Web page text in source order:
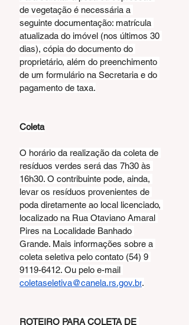
de vegetação é necessária a
seguinte documentação: matrícula
atualizada do imóvel (nos últimos 30
dias), cópia do documento do
proprietário, além do preenchimento
de um formulário na Secretaria e do
pagamento de taxa.
Coleta
O horário da realização da coleta de
resíduos verdes será das 7h30 às
16h30. O contribuinte pode, ainda,
levar os resíduos provenientes de
poda diretamente ao local licenciado,
localizado na Rua Otaviano Amaral
Pires na Localidade Banhado
Grande. Mais informações sobre a
coleta seletiva pelo contato (54) 9
9119-6412. Ou pelo e-mail
coletaseletiva@canela.rs.gov.br.
ROTEIRO PARA COLETA DE